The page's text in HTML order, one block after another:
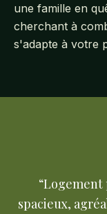
une famille en
cherchant à
s'adapte à votre
“Logement
spacieux,